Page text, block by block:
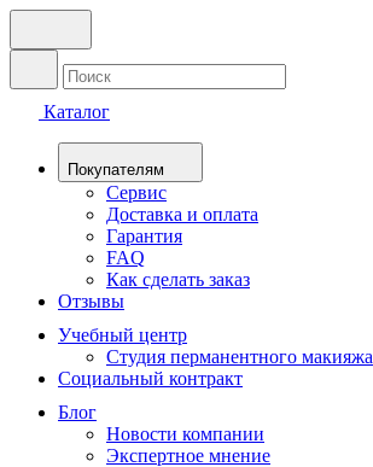
Каталог
Покупателям
Сервис
Доставка и оплата
Гарантия
FAQ
Как сделать заказ
Отзывы
Учебный центр
Студия перманентного макияжа
Социальный контракт
Блог
Новости компании
Экспертное мнение